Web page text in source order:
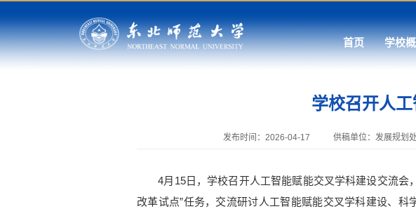
首页 学校
学校召开人
发布时间：2026-04-17 供稿单位：发展规划
4月15日，学校召开人工智能赋能交叉学科建设交流会
改革试点”任务，交流研讨人工智能赋能交叉学科建设、